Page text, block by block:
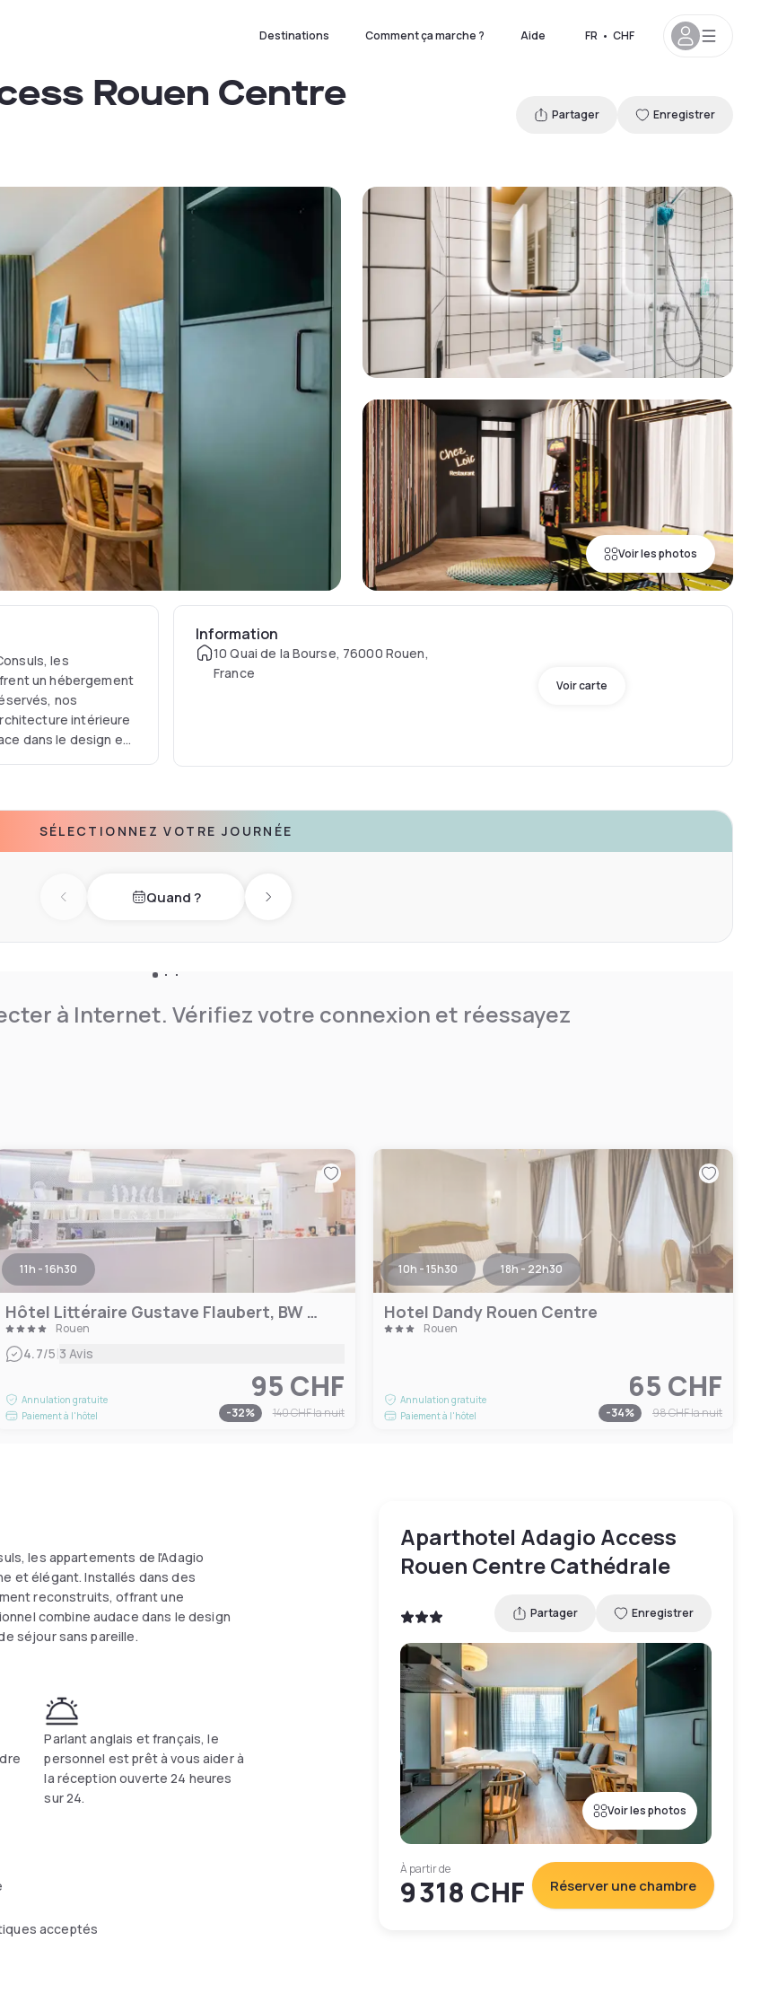
Destinations Comment ça marche ? Aide FR • CHF
Voir les photos
Rouen Centre
Partager Enregistrer
les
un hébergement
nos
intérieure
dans le design et
Information
10 Quai de la Bourse, 76000 Rouen,
France
Voir carte
SÉLECTIONNEZ VOTRE JOURNÉE
Previous dayQuand ? Next day
à Internet. Vérifiez votre connexion et réessayez
11h - 16h30
Hôtel Littéraire Gustave Flaubert, BW Signature Collection
Rouen
4.7/5|3 Avis
Annulation gratuite
Paiement à l'hôtel
95 CHF
-32% 140 CHFla nuit
10h - 15h30 18h - 22h30
Hotel Dandy Rouen Centre
Rouen
Annulation gratuite
Paiement à l'hôtel
65 CHF
-34% 98 CHFla nuit
les appartements de l'Adagio
et élégant. Installés dans des
reconstruits, offrant une
combine audace dans le design
séjour sans pareille.
Parlant anglais et français, le
personnel est prêt à vous aider à
la réception ouverte 24 heures
sur 24.
acceptés
Aparthotel Adagio Access
Rouen Centre Cathédrale
Partager Enregistrer
Voir les photos
À partir de
9 318 CHF Réserver une chambre